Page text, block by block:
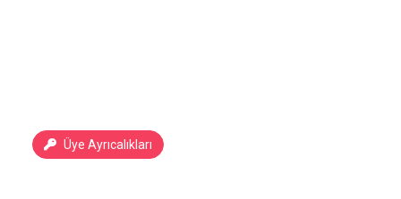
Üye Ayrıcalıkları